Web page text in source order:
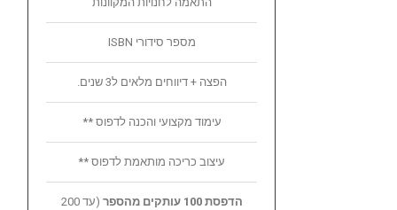
מספר סידורי ISBN
הפצה + דיווחים מלאים ל3 שנים.
עימוד מקצועי והכנה לדפוס **
עיצוב כריכה מותאמת לדפוס **
הדפסת 100 עותקים מהספר
(עד 200